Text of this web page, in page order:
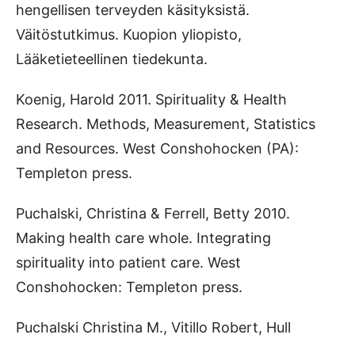
hengellisen terveyden käsityksistä.
Väitöstutkimus. Kuopion yliopisto,
Lääketieteellinen tiedekunta.
Koenig, Harold 2011. Spirituality & Health
Research. Methods, Measurement, Statistics
and Resources. West Conshohocken (PA):
Templeton press.
Puchalski, Christina & Ferrell, Betty 2010.
Making health care whole. Integrating
spirituality into patient care. West
Conshohocken: Templeton press.
Puchalski Christina M., Vitillo Robert, Hull